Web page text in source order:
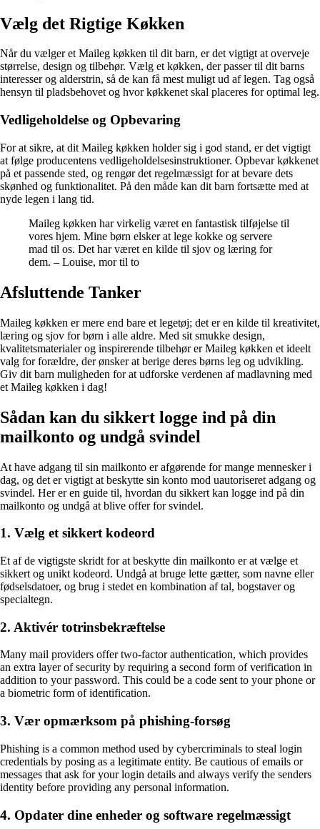
Vælg det Rigtige Køkken
Når du vælger et Maileg køkken til dit barn, er det vigtigt at overveje
størrelse, design og tilbehør. Vælg et køkken, der passer til dit barns
interesser og alderstrin, så de kan få mest muligt ud af legen. Tag også
hensyn til pladsbehovet og hvor køkkenet skal placeres for optimal leg.
Vedligeholdelse og Opbevaring
For at sikre, at dit Maileg køkken holder sig i god stand, er det vigtigt
at følge producentens vedligeholdelsesinstruktioner. Opbevar køkkenet
på et passende sted, og rengør det regelmæssigt for at bevare dets
skønhed og funktionalitet. På den måde kan dit barn fortsætte med at
nyde legen i lang tid.
Maileg køkken har virkelig været en fantastisk tilføjelse til
vores hjem. Mine børn elsker at lege kokke og servere
mad til os. Det har været en kilde til sjov og læring for
dem. – Louise, mor til to
Afsluttende Tanker
Maileg køkken er mere end bare et legetøj; det er en kilde til kreativitet,
læring og sjov for børn i alle aldre. Med sit smukke design,
kvalitetsmaterialer og inspirerende tilbehør er Maileg køkken et ideelt
valg for forældre, der ønsker at berige deres børns leg og udvikling.
Giv dit barn muligheden for at udforske verdenen af madlavning med
et Maileg køkken i dag!
Sådan kan du sikkert logge ind på din
mailkonto og undgå svindel
At have adgang til sin mailkonto er afgørende for mange mennesker i
dag, og det er vigtigt at beskytte sin konto mod uautoriseret adgang og
svindel. Her er en guide til, hvordan du sikkert kan logge ind på din
mailkonto og undgå at blive offer for svindel.
1. Vælg et sikkert kodeord
Et af de vigtigste skridt for at beskytte din mailkonto er at vælge et
sikkert og unikt kodeord. Undgå at bruge lette gætter, som navne eller
fødselsdatoer, og brug i stedet en kombination af tal, bogstaver og
specialtegn.
2. Aktivér totrinsbekræftelse
Many mail providers offer two-factor authentication, which provides
an extra layer of security by requiring a second form of verification in
addition to your password. This could be a code sent to your phone or
a biometric form of identification.
3. Vær opmærksom på phishing-forsøg
Phishing is a common method used by cybercriminals to steal login
credentials by posing as a legitimate entity. Be cautious of emails or
messages that ask for your login details and always verify the senders
identity before providing any personal information.
4. Opdater dine enheder og software regelmæssigt